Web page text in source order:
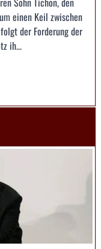
einen Keil zwischen
der Forderung der
ih...